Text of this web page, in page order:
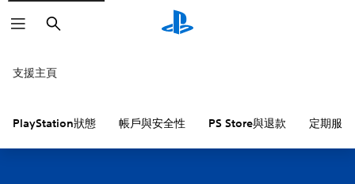
搜
尋
支援主頁
PlayStation狀態 帳戶與安全性 PS Store與退款 定期服務